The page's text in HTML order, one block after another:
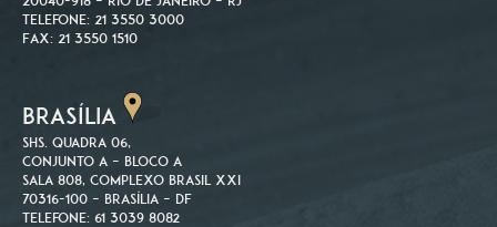
Telefone: 21 3550 3000
Fax: 21 3550 1510
BRASÍLIA
SHS. Quadra 06,
Conjunto A – Bloco A
Sala 808, Complexo Brasil XXI
70316-100 – Brasília – DF
Telefone: 61 3039 8082